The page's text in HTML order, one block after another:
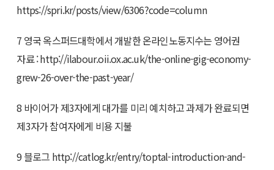
https://spri.kr/posts/view/6306?code=column
7 영국 옥스퍼드대학에서 개발한 온라인노동지수는 영어권
자료 : http://ilabour.oii.ox.ac.uk/the-online-gig-economy-
grew-26-over-the-past-year/
8 바이어가 제3자에게 대가를 미리 예치하고 과제가 완료되면
제3자가 참여자에게 비용 지불
9 블로그 http://catlog.kr/entry/toptal-introduction-and-